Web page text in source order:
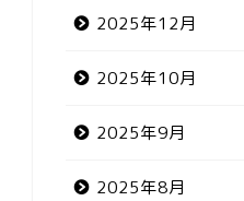
2025年12月
2025年10月
2025年9月
2025年8月